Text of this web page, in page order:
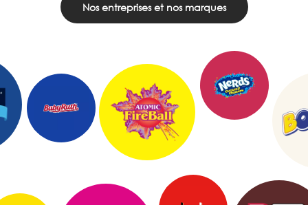
Nos entreprises et nos marques